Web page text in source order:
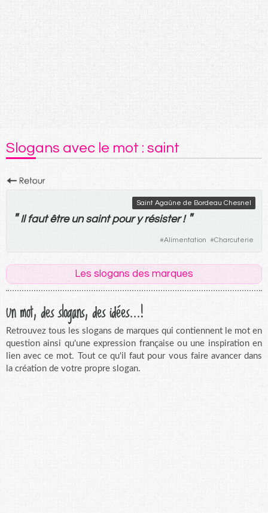
Slogans avec le mot : saint
Saint Agaûne de Bordeau Chesnel
" Il faut être un saint pour y résister! "
#Alimentation #Charcuterie
Les slogans des marques
Un mot, des slogans, des idées...!
Retrouvez tous les slogans de marques qui contiennent le mot en
question ainsi qu'une expression française ou une inspiration en
lien avec ce mot. Tout ce qu'il faut pour vous faire avancer dans
la création de votre propre slogan.